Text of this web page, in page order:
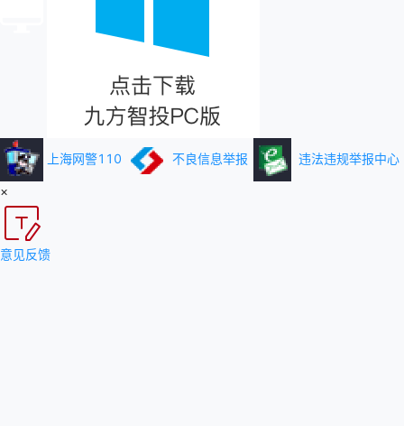
上海网警110 不良信息举报 违法违规举报中心
×
意见反馈